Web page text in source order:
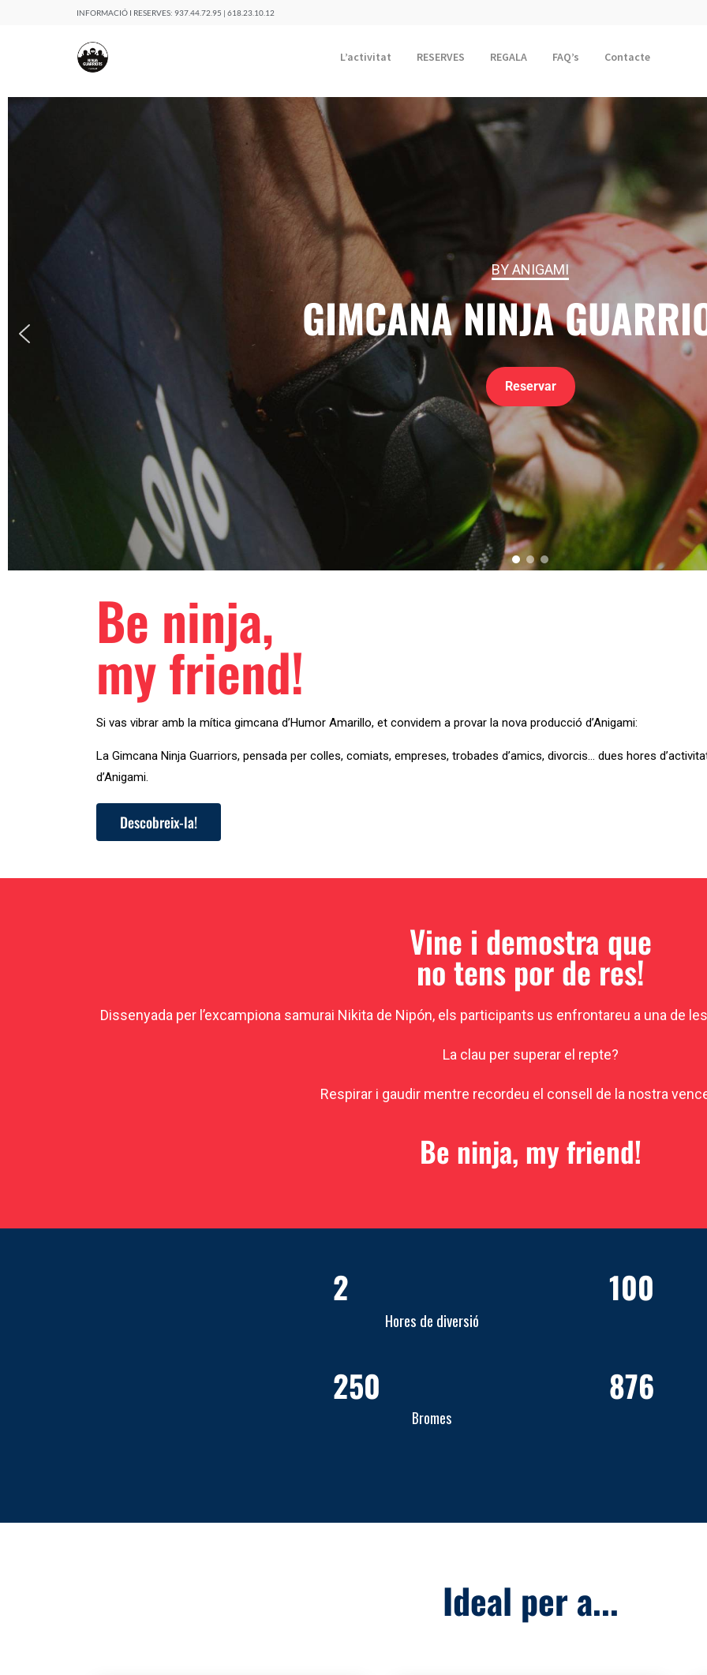
INFORMACIÓ I RESERVES: 937.44.72.95 | 618.23.10.12
L’activitat RESERVES REGALA FAQ’s Contacte
BY ANIGAMI
GIMCANA NINJA
Reservar
Be ninja,
my friend!
Si vas vibrar amb la mítica gimcana d’Humor Amarillo, et convidem a provar la nova producció d’Anigami:
La Gimcana Ninja Guarriors, pensada per colles, comiats, empreses, trobades d’amics, divorcis… dues hores
d’Anigami.
Descobreix-la!
Vine i demostra que
no tens por de res!
Dissenyada per l’excampiona samurai Nikita de Nipón, els participants us enfrontareu a una de
La clau per superar el repte?
Respirar i gaudir mentre recordeu el consell de la nostra
Be ninja, my friend!
Hores de diversió
2 100
Bromes
250 876
Ideal per a...